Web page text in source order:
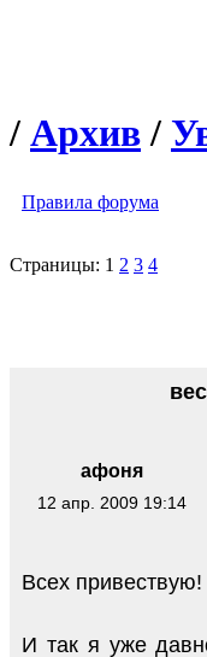
/ Архив /
Правила форума
Страницы: 1 2 3 4
афоня
12 апр. 2009 19:14
Всех привествую!
И так я уже